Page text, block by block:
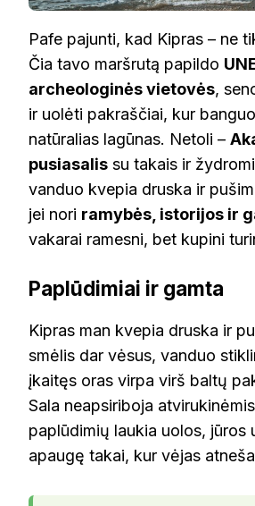
Pafe pajunti, kad Kipras – ne
Čia tavo maršrutą papildo
archeologinės vietovės,
ir uolėti pakraščiai, kur
natūralias lagūnas. Netoli –
pusiasalis su takais ir
vanduo kvepia druska ir
jei nori ramybės, istorijos ir
vakarai ramesni, bet kupini
Paplūdimiai ir gamta
Kipras man kvepia druska ir
smėlis dar vėsus, vanduo
įkaitęs oras virpa virš baltų
Sala neapsiriboja
paplūdimių laukia uolos, jūros
apaugę takai, kur vėjas